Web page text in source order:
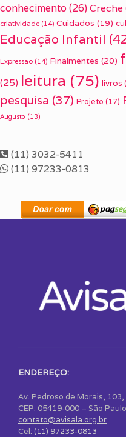
conhecimento(26) Creche
criatividade (14) Cuidados (19)
Educação Infantil
Expressão (14) Finalmentes (20)
(25) leitura (75) livros
pesquisa (37) Projeto (17)
Augusto (13)
(11) 3032-5411
(11) 97233-0813
ENDEREÇO:
Av. Pedroso de Morais,
CEP: 05419-000 – São
contato@avisala.org.br
Cel: (11) 97233-0813